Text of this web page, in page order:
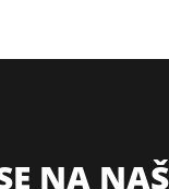
NA